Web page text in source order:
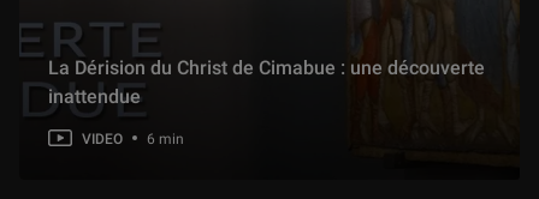
La Dérision du Christ de Cimabue : une découverte
inattendue
VIDEO 6 min